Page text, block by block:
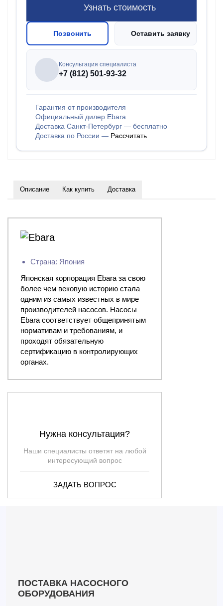
Узнать стоимость
Позвонить Оставить заявку
Консультация специалиста
+7 (812) 501-93-32
Гарантия от производителя
Официальный дилер Ebara
Доставка Санкт-Петербург — бесплатно
Доставка по России — Рассчитать
Описание Как купить Доставка
Страна: Япония
Японская корпорация Ebara за свою
более чем вековую историю стала
одним из самых известных в мире
производителей насосов. Насосы
Ebara соответствует общепринятым
нормативам и требованиям, и
проходят обязательную
сертификацию в контролирующих
органах.
Нужна консультация?
Наши специалисты ответят на любой
интересующий вопрос
ЗАДАТЬ ВОПРОС
ПОСТАВКА НАСОСНОГО
ОБОРУДОВАНИЯ